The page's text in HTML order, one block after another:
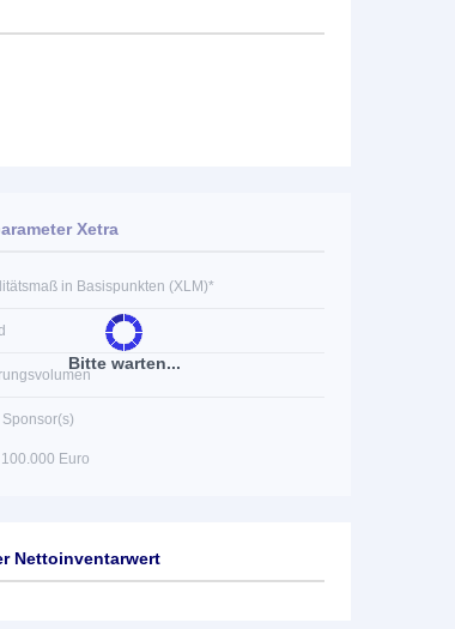
Bitte warten...
Xetra
in Basispunkten (XLM)*
Euro
Nettoinventarwert